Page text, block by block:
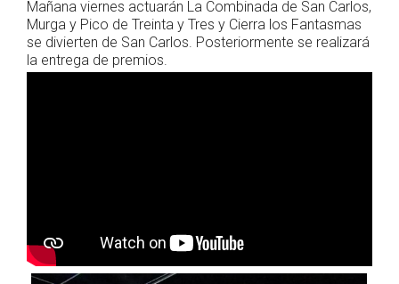
Mañana viernes actuarán La Combinada de San Carlos,
Murga y Pico de Treinta y Tres y Cierra los Fantasmas
se divierten de San Carlos. Posteriormente se realizará
la entrega de premios.